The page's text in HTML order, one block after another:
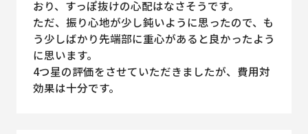
おり、すっぽ抜けの心配はなさそうです。
ただ、振り心地が少し鈍いように思ったので、も
う少しばかり先端部に重心があると良かったよう
に思います。
4つ星の評価をさせていただきましたが、費用対
効果は十分です。